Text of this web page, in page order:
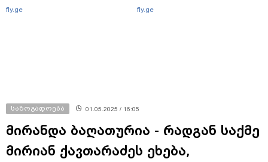
fly.ge fly.ge
საზოგადოება 01.05.2025 / 16:05
მირანდა ბაღათურია - რადგან საქმე
მირიან ქავთარაძეს ეხება,